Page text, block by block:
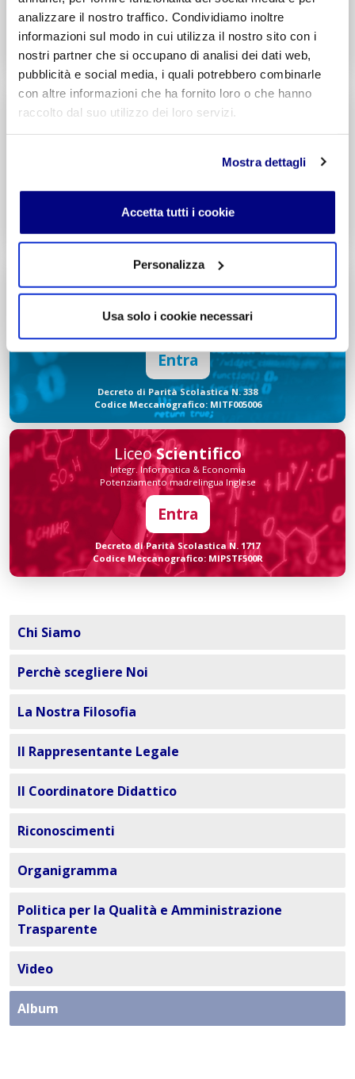
analizzare il nostro traffico. Condividiamo inoltre
informazioni sul modo in cui utilizza il nostro sito con i
nostri partner che si occupano di analisi dei dati web,
pubblicità e social media, i quali potrebbero combinarle
con altre informazioni che ha fornito loro o che hanno
raccolto dal suo utilizzo dei loro servizi.
Mostra dettagli
Accetta tutti i cookie
Personalizza
Usa solo i cookie necessari
Entra
Decreto di Parità Scolastica N. 2684
Codice Meccanografico: MIPMRI500E
Tecnico Economico
Potenziamento madrelingua Inglese
Entra
Decreto di Parità Scolastica N. 1139
Codice Meccanografico: MITNUQ500H
Tecnico Tecnologico
Informatico
Integr. Intelligenza artificiale & Robotica
Entra
Decreto di Parità Scolastica N. 338
Codice Meccanografico: MITF005006
LiceoScientifico
Integr. Informatica & Economia
Potenziamento madrelingua Inglese
Entra
Decreto di Parità Scolastica N. 1717
Codice Meccanografico: MIPSTF500R
Chi Siamo
Perchè scegliere Noi
La Nostra Filosofia
Il Rappresentante Legale
Il Coordinatore Didattico
Riconoscimenti
Organigramma
Politica per la Qualità e Amministrazione
Trasparente
Video
Album